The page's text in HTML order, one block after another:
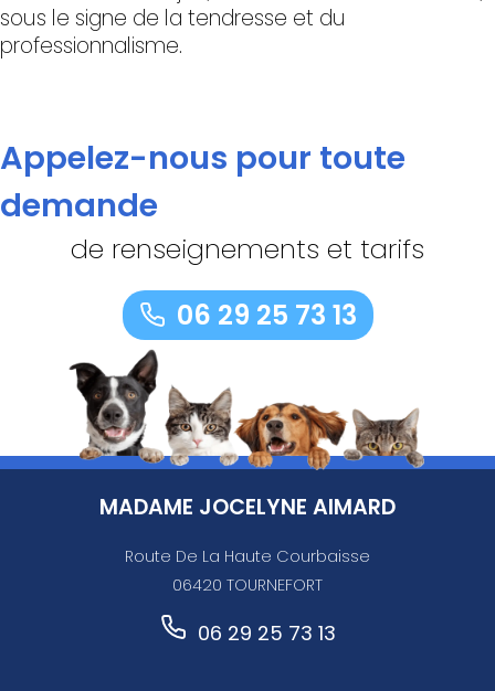
sous le signe de la tendresse et du
professionnalisme.
Appelez-nous pour toute
demande
de renseignements et tarifs
06 29 25 73 13
MADAME JOCELYNE AIMARD
Route De La Haute Courbaisse
06420 TOURNEFORT
06 29 25 73 13